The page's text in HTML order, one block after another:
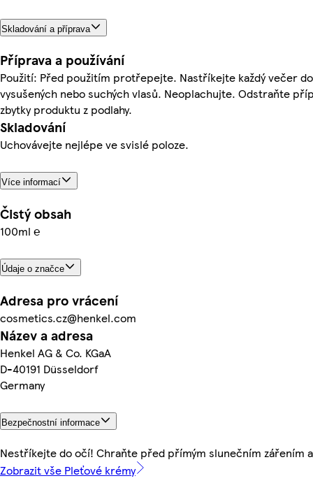
Skladování a příprava
Příprava a používání
Použití: Před použitím protřepejte. Nastříkejte každý večer
vysušených nebo suchých vlasů. Neoplachujte. Odstraňte
zbytky produktu z podlahy.
Skladování
Uchovávejte nejlépe ve svislé poloze.
Více informací
Čistý obsah
100ml ℮
Údaje o značce
Adresa pro vrácení
cosmetics.cz@henkel.com
Název a adresa
Henkel AG & Co. KGaA
D-40191 Düsseldorf
Germany
Bezpečnostní informace
Nestříkejte do očí! Chraňte před přímým slunečním zářením
Zobrazit vše Pleťové krémy